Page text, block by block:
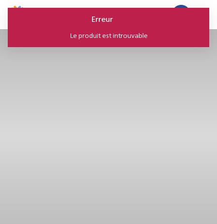
Erreur
Le produit est introuvable
Panneau de gestion des cookies